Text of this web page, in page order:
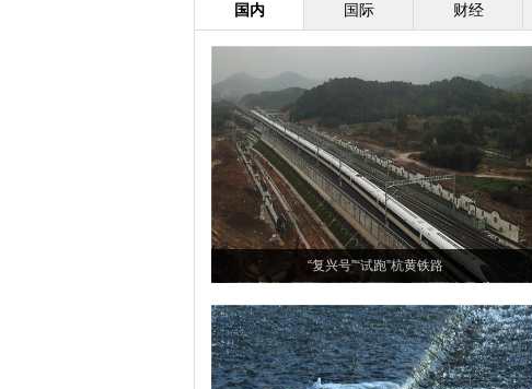
国内 国际 财经
“复兴号”“试跑”杭黄铁路